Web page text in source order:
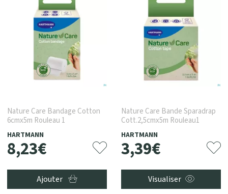
Nature Care Bandage Cotton
6cmx5m Rouleau 1
HARTMANN
8,23€
Ajouter
Nature Care Bande Sparadrap
Cott.2,5cmx5m Rouleau1
HARTMANN
3,39€
Visualiser